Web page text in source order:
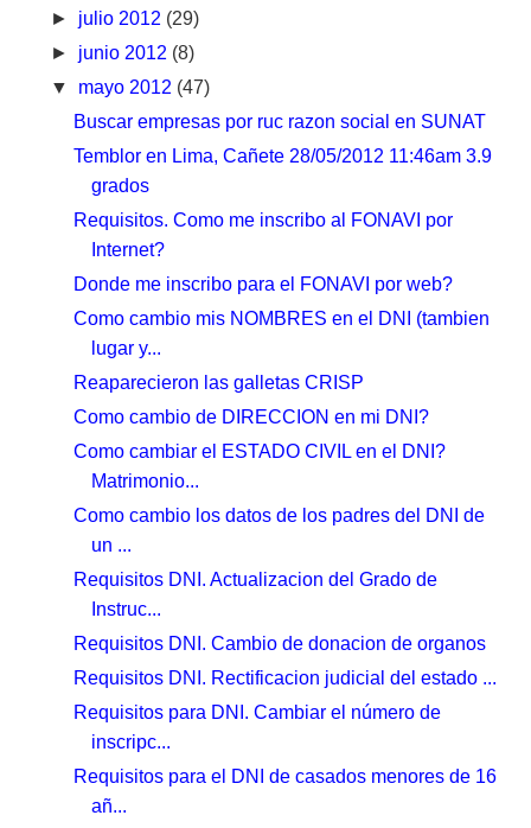
► julio 2012 (29)
► junio 2012 (8)
▼ mayo 2012 (47)
Buscar empresas por ruc razon social en SUNAT
Temblor en Lima, Cañete 28/05/2012 11:46am 3.9
grados
Requisitos. Como me inscribo al FONAVI por
Internet?
Donde me inscribo para el FONAVI por web?
Como cambio mis NOMBRES en el DNI (tambien
lugar y...
Reaparecieron las galletas CRISP
Como cambio de DIRECCION en mi DNI?
Como cambiar el ESTADO CIVIL en el DNI?
Matrimonio...
Como cambio los datos de los padres del DNI de
un ...
Requisitos DNI. Actualizacion del Grado de
Instruc...
Requisitos DNI. Cambio de donacion de organos
Requisitos DNI. Rectificacion judicial del estado ...
Requisitos para DNI. Cambiar el número de
inscripc...
Requisitos para el DNI de casados menores de 16
añ...